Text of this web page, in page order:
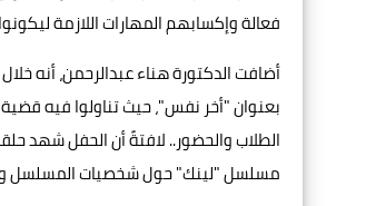
فعالة وإكسابهم المهارات اللازمة
أضافت الدكتورة هناء عبدالرحمن، أنه
بعنوان "أخر نفس"، حيث تناولوا فيه قضية
الطلاب والحضور.. لافتةً أن الحفل شهد
مسلسل "لينك" حول شخصيات المسلسل